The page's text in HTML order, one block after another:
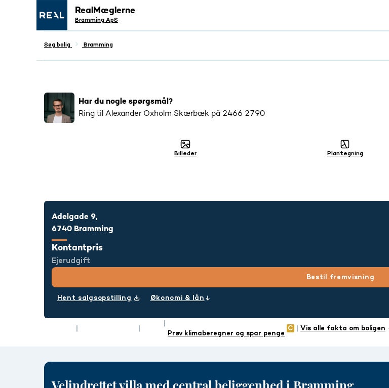
RealMæglerne
Bramming ApS
Søg bolig Bramming
Populær 1106har interageret med denne bolig
Har du nogle spørgsmål?
Ring til Alexander Oxholm Skærbæk på 2466 2790
Billeder Plantegning
Adelgade 9,
6740 Bramming
Kontantpris
Ejerudgift
Bestil fremvisning
Hent salgsopstilling Økonomi & lån
Prøv klimaberegner og spar penge
Vis alle fakta om boligen